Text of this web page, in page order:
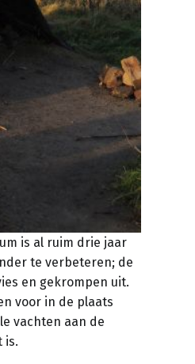
is al ruim drie jaar
te verbeteren; de
en gekrompen uit.
voor in de plaats
vachten aan de
is.